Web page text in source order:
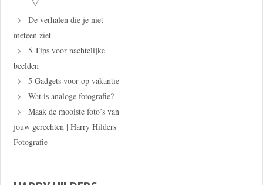
De verhalen die je niet
meteen ziet
5 Tips voor nachtelijke
beelden
5 Gadgets voor op vakantie
Wat is analoge fotografie?
Maak de mooiste foto’s van
jouw gerechten | Harry Hilders
Fotografie